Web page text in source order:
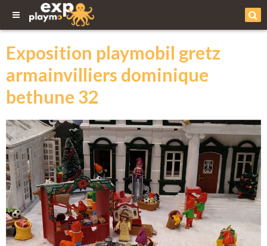
Exposition playmobil gretz
armainvilliers dominique
bethune 32